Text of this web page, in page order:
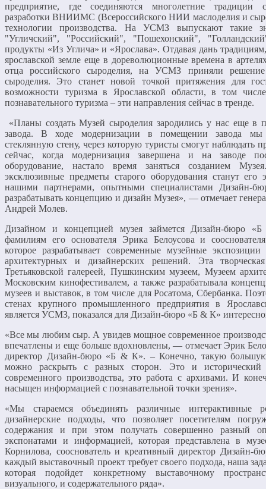
предприятие, где соединяются многолетние традиции
разработки ВНИИМС (Всероссийского НИИ маслоделия и
технологии производства. На УСМЗ выпускают такие
"Угличский", "Российский", "Пошехонский",
продукты «Из Углича» и «Ярослава». Отдавая дань
ярославской земле еще в дореволюционные времена в
отца российского сыроделия, на УСМЗ приняли решение
сыроделия. Это станет новой точкой притяжения для
возможности туризма в Ярославской области, в том
познавательного туризма – эти направления сейчас в тренде.
«Планы создать Музей сыроделия зародились у нас еще в
завода. В ходе модернизации в помещении завода мы
стеклянную стену, через которую туристы смогут наблюдать
сейчас, когда модернизация завершена и на заводе
оборудование, настало время заняться созданием
эксклюзивные предметы старого оборудования станут его
нашими партнерами, опытными специалистами Дизайн-
разрабатывать концепцию и дизайн Музея», — отмечает
Андрей Молев.
Дизайном и концепцией музея займется Дизайн-бюро
фамилиям его основателя Эрика Белоусова и
которое разрабатывает современные музейные
архитектурных и дизайнерских решений. Эта
Третьяковской галереей, Пушкинским музеем, Музеем
Московским кинофестивалем, а также разрабатывала
музеев и выставок, в том числе для Росатома, Сбербанка.
стенах крупного промышленного предприятия в
является УСМЗ, показался для Дизайн-бюро «Б & К»
«Все мы любим сыр. А увидев мощное современное
впечатлены и еще больше вдохновлены, — отмечает Эрик
директор Дизайн-бюро «Б & К». – Конечно, такую
можно раскрыть с разных сторон. Это и исторический
современного производства, это работа с архивами. И
насыщен информацией с познавательной точки зрения».
«Мы стараемся объединять различные интерактивные
дизайнерские подходы, что позволяет посетителям
содержания и при этом получать совершенно разный
экспонатами и информацией, которая представлена в
Корнилова, сооснователь и креативный директор Дизайн-
каждый выставочный проект требует своего подхода, наша
которая подойдет конкретному выставочному
визуального, и содержательного ряда».